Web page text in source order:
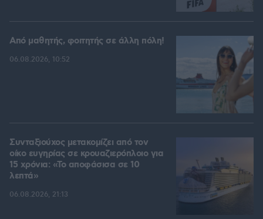
Από μαθητής, φοιτητής σε άλλη πόλη!
06.08.2026, 10:52
Συνταξιούχος μετακομίζει από τον
οίκο ευγηρίας σε κρουαζιερόπλοιο για
15 χρόνια: «Το αποφάσισα σε 10
λεπτά»
06.08.2026, 21:13